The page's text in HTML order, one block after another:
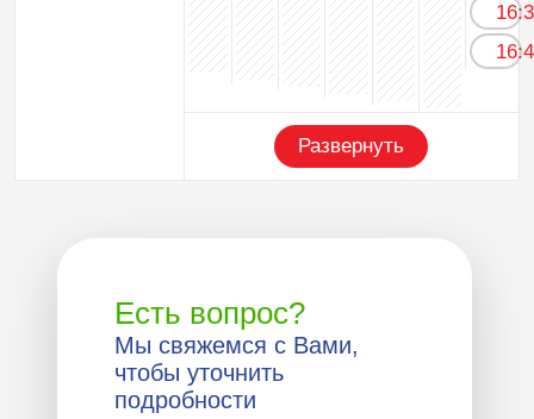
Развернуть
Есть вопрос?
Мы свяжемся с Вами,
чтобы уточнить
подробности